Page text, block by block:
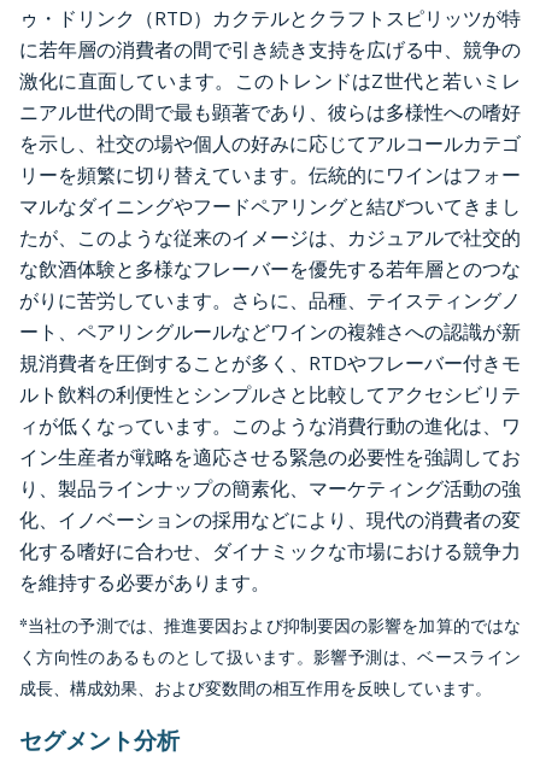
ゥ・ドリンク（RTD）カクテルとクラフトスピリッツが特
に若年層の消費者の間で引き続き支持を広げる中、競争の
激化に直面しています。このトレンドはZ世代と若いミレ
ニアル世代の間で最も顕著であり、彼らは多様性への嗜好
を示し、社交の場や個人の好みに応じてアルコールカテゴ
リーを頻繁に切り替えています。伝統的にワインはフォー
マルなダイニングやフードペアリングと結びついてきまし
たが、このような従来のイメージは、カジュアルで社交的
な飲酒体験と多様なフレーバーを優先する若年層とのつな
がりに苦労しています。さらに、品種、テイスティングノ
ート、ペアリングルールなどワインの複雑さへの認識が新
規消費者を圧倒することが多く、RTDやフレーバー付きモ
ルト飲料の利便性とシンプルさと比較してアクセシビリテ
ィが低くなっています。このような消費行動の進化は、ワ
イン生産者が戦略を適応させる緊急の必要性を強調してお
り、製品ラインナップの簡素化、マーケティング活動の強
化、イノベーションの採用などにより、現代の消費者の変
化する嗜好に合わせ、ダイナミックな市場における競争力
を維持する必要があります。
*当社の予測では、推進要因および抑制要因の影響を加算的ではな
く方向性のあるものとして扱います。影響予測は、ベースライン
成長、構成効果、および変数間の相互作用を反映しています。
セグメント分析